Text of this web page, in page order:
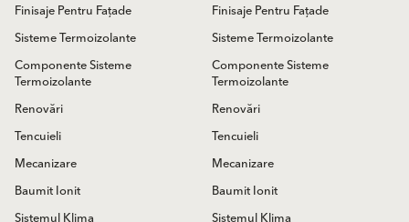
Finisaje Pentru Fațade
Sisteme Termoizolante
Componente Sisteme
Termoizolante
Renovări
Tencuieli
Mecanizare
Baumit Ionit
Finisaje Pentru Fațade
Sisteme Termoizolante
Componente Sisteme
Termoizolante
Renovări
Tencuieli
Mecanizare
Baumit Ionit